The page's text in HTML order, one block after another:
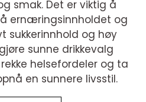
smak. Det er viktig å
ernæringsinnholdet og
sukkerinnhold og høy
sunne drikkevalg
helsefordeler og ta
en sunnere livsstil.